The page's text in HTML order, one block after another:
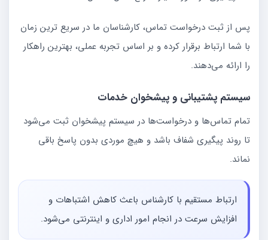
پس از ثبت درخواست تماس، کارشناسان ما در سریع ترین زمان
با شما ارتباط برقرار کرده و بر اساس تجربه عملی، بهترین راهکار
را ارائه می‌دهند.
سیستم پشتیبانی و پیشخوان خدمات
تمام تماس‌ها و درخواست‌ها در سیستم پیشخوان ثبت می‌شود
تا روند پیگیری شفاف باشد و هیچ موردی بدون پاسخ باقی
نماند.
ارتباط مستقیم با کارشناس باعث کاهش اشتباهات و
افزایش سرعت در انجام امور اداری و اینترنتی می‌شود.